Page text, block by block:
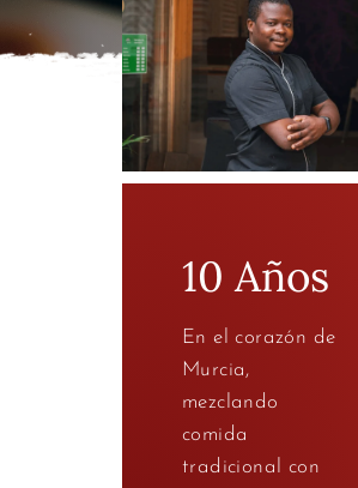
10 Años
En el corazón de
Murcia,
mezclando
comida
tradicional con